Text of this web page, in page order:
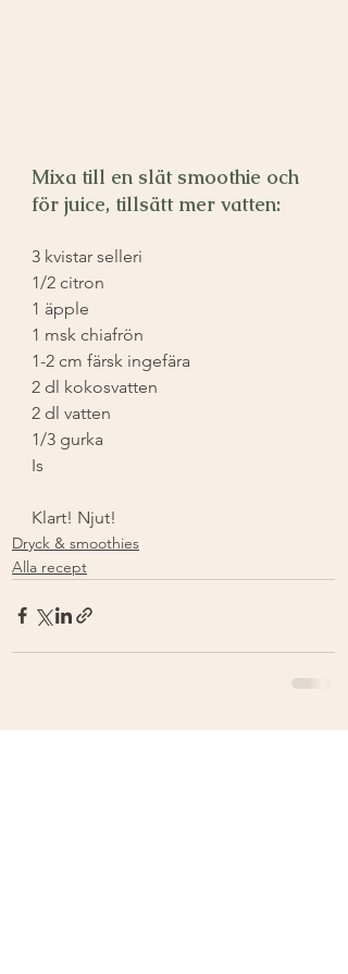
Mixa till en slät smoothie och
för juice, tillsätt mer vatten:
3 kvistar selleri
1/2 citron
1 äpple
1 msk chiafrön
1-2 cm färsk ingefära
2 dl kokosvatten
2 dl vatten
1/3 gurka
Is
Klart! Njut!
Dryck & smoothies
Alla recept